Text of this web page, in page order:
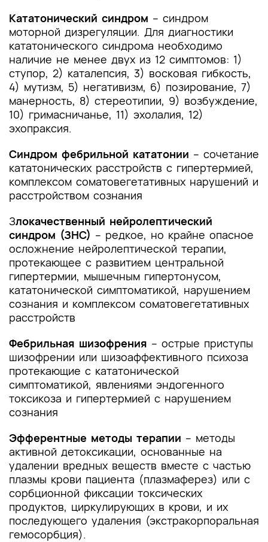
Кататонический синдром – синдром
моторной дизрегуляции. Для диагностики
кататонического синдрома необходимо
наличие не менее двух из 12 симптомов: 1)
ступор, 2) каталепсия, 3) восковая гибкость,
4) мутизм, 5) негативизм, 6) позирование, 7)
манерность, 8) стереотипии, 9) возбуждение,
10) гримасничанье, 11) эхолалия, 12)
эхопраксия.
Синдром фебрильной кататонии – сочетание
кататонических расстройств с гипертермией,
комплексом соматовегетативных нарушений и
расстройством сознания
Злокачественный нейролептический
синдром (ЗНС) – редкое, но крайне опасное
осложнение нейролептической терапии,
протекающее с развитием центральной
гипертермии, мышечным гипертонусом,
кататонической симптоматикой, нарушением
сознания и комплексом соматовегетативных
расстройств
Фебрильная шизофрения – острые приступы
шизофрении или шизоаффективного психоза
протекающие с кататонической
симптоматикой, явлениями эндогенного
токсикоза и гипертермией с нарушением
сознания
Эфферентные методы терапии – методы
активной детоксикации, основанные на
удалении вредных веществ вместе с частью
плазмы крови пациента (плазмаферез) или с
сорбционной фиксации токсических
продуктов, циркулирующих в крови, и их
последующего удаления (экстракорпоральная
гемосорбция).